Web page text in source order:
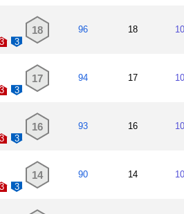
3
18 96 18
3
17 94 17
3
16 93 16
3
14 90 14